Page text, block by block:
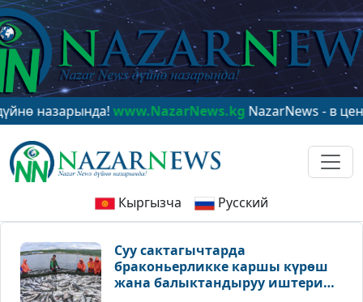
www.NazarNews.kgNazarNews - в центре
Кыргызча Русский
Суу сактагычтарда
браконьерликке каршы күрөш
жана балыктандыруу иштери